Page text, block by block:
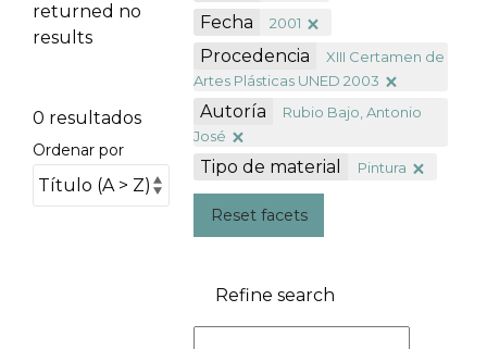
returned no
results
0 resultados
Ordenar por
Fecha 2001
Procedencia
XIII Certamen de
Artes Plásticas UNED 2003
Autoría
Rubio Bajo, Antonio
José
Tipo de material Pintura
Reset facets
Refine search